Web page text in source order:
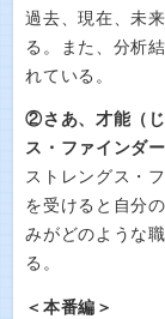
過去、現在、未
る。また、分析
れている。
②さあ、才能（
ス・ファインダ
ストレングス・
を受けると自分
みがどのような
る。
＜本番編＞